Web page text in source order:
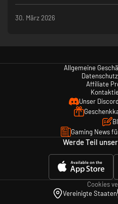
30. März 2026
Allgemeine
Affiliate
Unser
Gaming News
Werde Teil
Cookies
Vereinigte Staaten